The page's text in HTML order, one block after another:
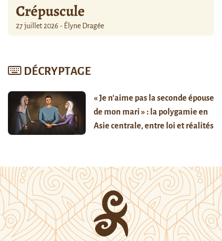
Crépuscule
27 juillet 2026 - Élyne Dragée
DÉCRYPTAGE
« Je n’aime pas la seconde épouse
de mon mari » : la polygamie en
Asie centrale, entre loi et réalités